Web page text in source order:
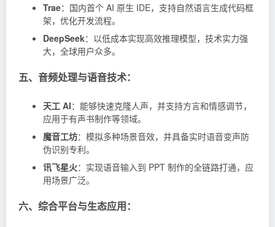
Trae：国内首个 AI 原生 IDE，支持自然语言生成代码框
架，优化开发流程。
DeepSeek：以低成本实现高效推理模型，技术实力强
大，全球用户众多。
五、音频处理与语音技术：
天工 AI：能够快速克隆人声，并支持方言和情感调节，
应用于有声书制作等领域。
魔音工坊：模拟多种场景音效，并具备实时语音变声防
伪识别专利。
讯飞星火：实现语音输入到 PPT 制作的全链路打通，应
用场景广泛。
六、综合平台与生态应用：